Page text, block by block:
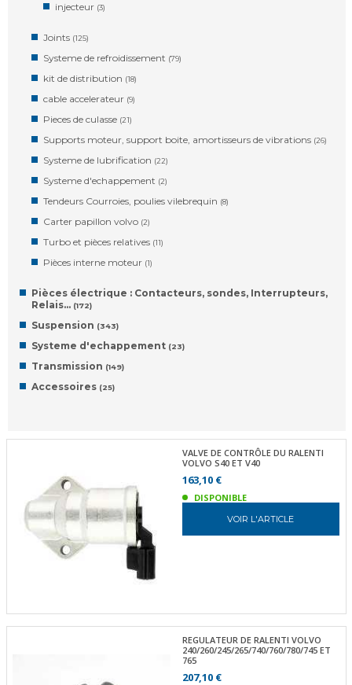
injecteur (3)
Joints (125)
Systeme de refroidissement (79)
kit de distribution (18)
cable accelerateur (9)
Pieces de culasse (21)
Supports moteur, support boite, amortisseurs de vibrations (26)
Systeme de lubrification (22)
Systeme d'echappement (2)
Tendeurs Courroies, poulies vilebrequin (8)
Carter papillon volvo (2)
Turbo et pièces relatives (11)
Pièces interne moteur (1)
Pièces électrique : Contacteurs, sondes, Interrupteurs,
Relais… (172)
Suspension (343)
Systeme d'echappement (23)
Transmission (149)
Accessoires (25)
VALVE DE CONTRÔLE DU RALENTI
VOLVO S40 ET V40
163,10 €
DISPONIBLE
VOIR L'ARTICLE
REGULATEUR DE RALENTI VOLVO
240/260/245/265/740/760/780/745 ET
765
207,10 €